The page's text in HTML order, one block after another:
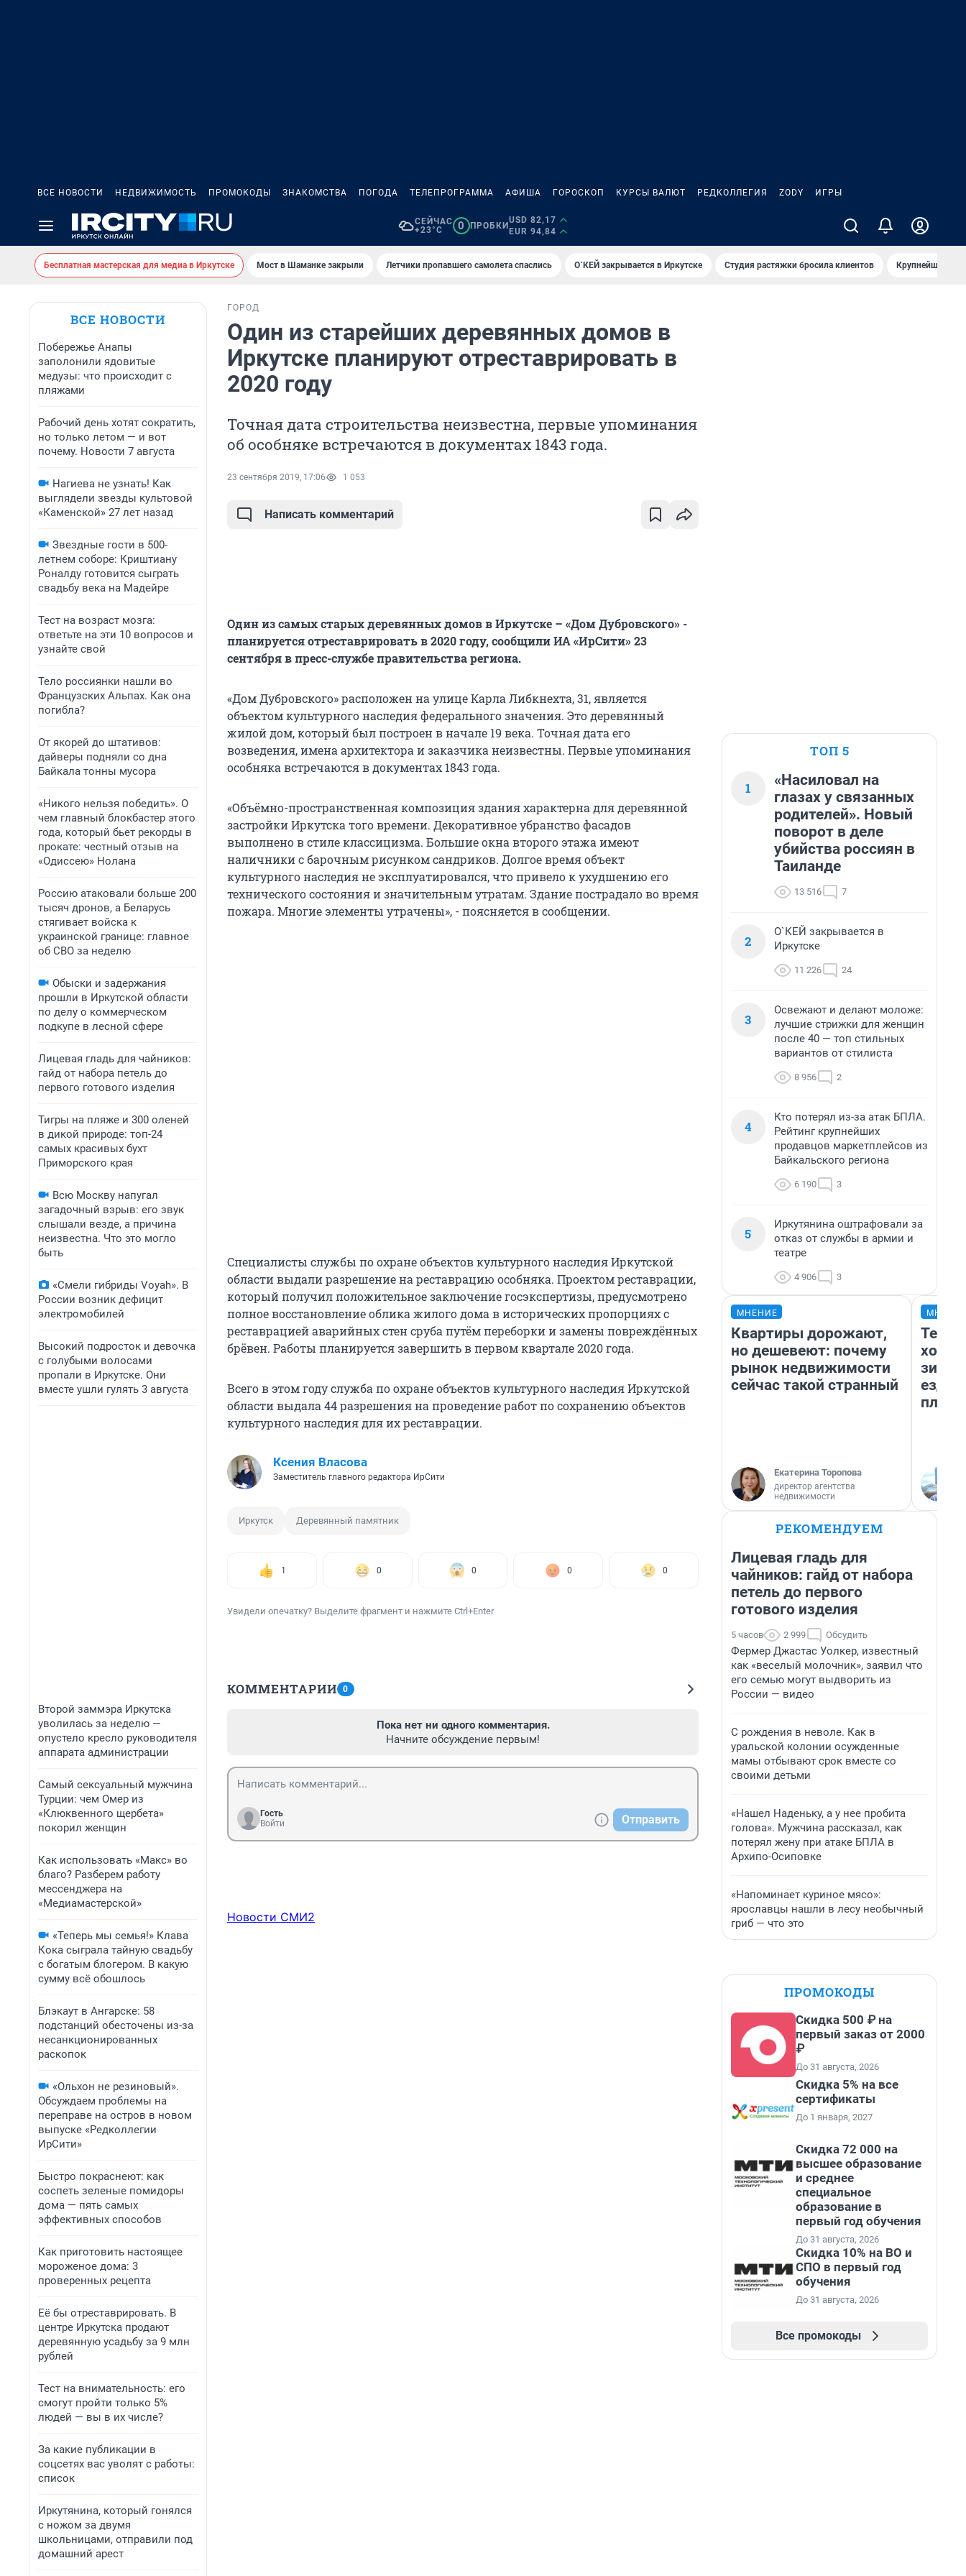
ВСЕ НОВОСТИ НЕДВИЖИМОСТЬ ПРОМОКОДЫ ЗНАКОМСТВА ПОГОДА ТЕЛЕПРОГРАММА АФИША ГОРОСКОП КУРСЫ ВАЛЮТ РЕДКОЛЛЕГИЯ ZODY ИГРЫ
СЕЙЧАС
+23°C
0 ПРОБКИ
USD 82,17
EUR 94,84
Бесплатная мастерская для медиа в Иркутске Мост в Шаманке закрыли Летчики пропавшего самолета спаслись О`КЕЙ закрывается в Иркутске Студия растяжки бросила клиентов Крупнейшие
ВСЕ НОВОСТИ
Побережье Анапы
заполонили ядовитые
медузы: что происходит с
пляжами
Рабочий день хотят сократить,
но только летом — и вот
почему. Новости 7 августа
Нагиева не узнать! Как
выглядели звезды культовой
«Каменской» 27 лет назад
Звездные гости в 500-
летнем соборе: Криштиану
Роналду готовится сыграть
свадьбу века на Мадейре
Тест на возраст мозга:
ответьте на эти 10 вопросов и
узнайте свой
Тело россиянки нашли во
Французских Альпах. Как она
погибла?
От якорей до штативов:
дайверы подняли со дна
Байкала тонны мусора
«Никого нельзя победить». О
чем главный блокбастер этого
года, который бьет рекорды в
прокате: честный отзыв на
«Одиссею» Нолана
Россию атаковали больше 200
тысяч дронов, а Беларусь
стягивает войска к
украинской границе: главное
об СВО за неделю
Обыски и задержания
прошли в Иркутской области
по делу о коммерческом
подкупе в лесной сфере
Лицевая гладь для чайников:
гайд от набора петель до
первого готового изделия
Тигры на пляже и 300 оленей
в дикой природе: топ-24
самых красивых бухт
Приморского края
Всю Москву напугал
загадочный взрыв: его звук
слышали везде, а причина
неизвестна. Что это могло
быть
«Смели гибриды Voyah». В
России возник дефицит
электромобилей
Высокий подросток и девочка
с голубыми волосами
пропали в Иркутске. Они
вместе ушли гулять 3 августа
Второй заммэра Иркутска
уволилась за неделю —
опустело кресло руководителя
аппарата администрации
Самый сексуальный мужчина
Турции: чем Омер из
«Клюквенного щербета»
покорил женщин
Как использовать «Макс» во
благо? Разберем работу
мессенджера на
«Медиамастерской»
«Теперь мы семья!» Клава
Кока сыграла тайную свадьбу
с богатым блогером. В какую
сумму всё обошлось
Блэкаут в Ангарске: 58
подстанций обесточены из-за
несанкционированных
раскопок
«Ольхон не резиновый».
Обсуждаем проблемы на
переправе на остров в новом
выпуске «Редколлегии
ИрСити»
Быстро покраснеют: как
соспеть зеленые помидоры
дома — пять самых
эффективных способов
Как приготовить настоящее
мороженое дома: 3
проверенных рецепта
Её бы отреставрировать. В
центре Иркутска продают
деревянную усадьбу за 9 млн
рублей
Тест на внимательность: его
смогут пройти только 5%
людей — вы в их числе?
За какие публикации в
соцсетях вас уволят с работы:
список
Иркутянина, который гонялся
с ножом за двумя
школьницами, отправили под
домашний арест
ГОРОД
Один из старейших деревянных домов в
Иркутске планируют отреставрировать в
2020 году
Точная дата строительства неизвестна, первые упоминания
об особняке встречаются в документах 1843 года.
23 сентября 2019, 17:06 1 053
Написать комментарий
Один из самых старых деревянных домов в Иркутске – «Дом Дубровского» -
планируется отреставрировать в 2020 году, сообщили ИА «ИрСити» 23
сентября в пресс-службе правительства региона.
«Дом Дубровского» расположен на улице Карла Либкнехта, 31, является
объектом культурного наследия федерального значения. Это деревянный
жилой дом, который был построен в начале 19 века. Точная дата его
возведения, имена архитектора и заказчика неизвестны. Первые упоминания
особняка встречаются в документах 1843 года.
«Объёмно-пространственная композиция здания характерна для деревянной
застройки Иркутска того времени. Декоративное убранство фасадов
выполнено в стиле классицизма. Большие окна второго этажа имеют
наличники с барочным рисунком сандриков. Долгое время объект
культурного наследия не эксплуатировался, что привело к ухудшению его
технического состояния и значительным утратам. Здание пострадало во время
пожара. Многие элементы утрачены», - поясняется в сообщении.
Специалисты службы по охране объектов культурного наследия Иркутской
области выдали разрешение на реставрацию особняка. Проектом реставрации,
который получил положительное заключение госэкспертизы, предусмотрено
полное восстановление облика жилого дома в исторических пропорциях с
реставрацией аварийных стен сруба путём переборки и замены повреждённых
брёвен. Работы планируется завершить в первом квартале 2020 года.
Всего в этом году служба по охране объектов культурного наследия Иркутской
области выдала 44 разрешения на проведение работ по сохранению объектов
культурного наследия для их реставрации.
Ксения Власова
Заместитель главного редактора ИрСити
Иркутск Деревянный памятник
1 0 0 0 0
Увидели опечатку? Выделите фрагмент и нажмите Ctrl+Enter
КОММЕНТАРИИ 0
Пока нет ни одного комментария.
Начните обсуждение первым!
Гость
Войти
Отправить
Новости СМИ2
ТОП 5
1
«Насиловал на
глазах у связанных
родителей». Новый
поворот в деле
убийства россиян в
Таиланде
13 516 7
2
О`КЕЙ закрывается в
Иркутске
11 226 24
3
Освежают и делают моложе:
лучшие стрижки для женщин
после 40 — топ стильных
вариантов от стилиста
8 956 2
4
Кто потерял из-за атак БПЛА.
Рейтинг крупнейших
продавцов маркетплейсов из
Байкальского региона
6 190 3
5
Иркутянина оштрафовали за
отказ от службы в армии и
театре
4 906 3
МНЕНИЕ
Квартиры дорожают,
но дешевеют: почему
рынок недвижимости
сейчас такой странный
Екатерина Торопова
директор агентства
недвижимости
ездит
РЕКОМЕНДУЕМ
Лицевая гладь для
чайников: гайд от набора
петель до первого
готового изделия
5 часов 2 999 Обсудить
Фермер Джастас Уолкер, известный
как «веселый молочник», заявил что
его семью могут выдворить из
России — видео
С рождения в неволе. Как в
уральской колонии осужденные
мамы отбывают срок вместе со
своими детьми
«Нашел Наденьку, а у нее пробита
голова». Мужчина рассказал, как
потерял жену при атаке БПЛА в
Архипо-Осиповке
«Напоминает куриное мясо»:
ярославцы нашли в лесу необычный
гриб — что это
ПРОМОКОДЫ
Скидка 500 ₽ на
первый заказ от 2000
₽
До 31 августа, 2026
Скидка 5% на все
сертификаты
До 1 января, 2027
Скидка 72 000 на
высшее образование
и среднее
специальное
образование в
первый год обучения
До 31 августа, 2026
Скидка 10% на ВО и
СПО в первый год
обучения
До 31 августа, 2026
Все промокоды